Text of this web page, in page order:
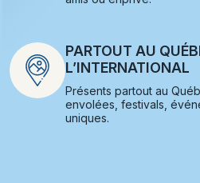
PARTOUT AU
L’INTERNATIONAL
Présents partout au
envolées, festivals,
uniques.